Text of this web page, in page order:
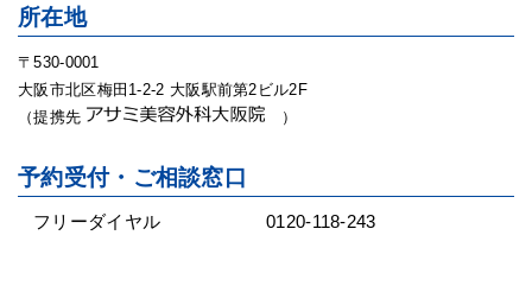
所在地
〒530-0001
大阪市北区梅田1-2-2 大阪駅前第2ビル2F
（提携先
）
予約受付・ご相談窓口
フリーダイヤル 0120-118-243